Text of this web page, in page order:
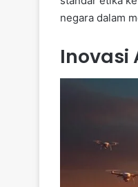
negara dalam
Inovasi